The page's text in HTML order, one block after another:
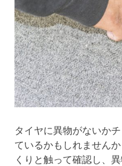
タイヤに異物がないか
ているかもしれません
くりと触って確認し、